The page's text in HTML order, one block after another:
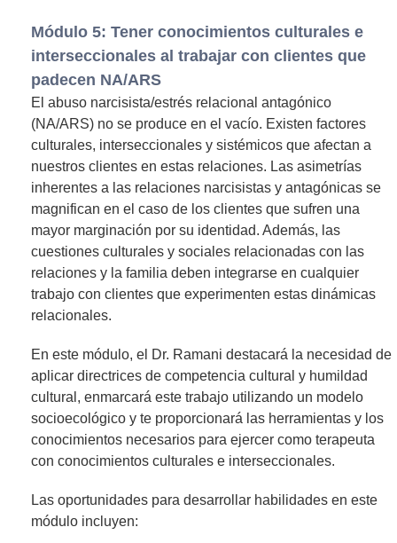
Módulo 5: Tener conocimientos culturales e
interseccionales al trabajar con clientes que
padecen NA/ARS
El abuso narcisista/estrés relacional antagónico
(NA/ARS) no se produce en el vacío. Existen factores
culturales, interseccionales y sistémicos que afectan a
nuestros clientes en estas relaciones. Las asimetrías
inherentes a las relaciones narcisistas y antagónicas se
magnifican en el caso de los clientes que sufren una
mayor marginación por su identidad. Además, las
cuestiones culturales y sociales relacionadas con las
relaciones y la familia deben integrarse en cualquier
trabajo con clientes que experimenten estas dinámicas
relacionales.
En este módulo, el Dr. Ramani destacará la necesidad de
aplicar directrices de competencia cultural y humildad
cultural, enmarcará este trabajo utilizando un modelo
socioecológico y te proporcionará las herramientas y los
conocimientos necesarios para ejercer como terapeuta
con conocimientos culturales e interseccionales.
Las oportunidades para desarrollar habilidades en este
módulo incluyen: